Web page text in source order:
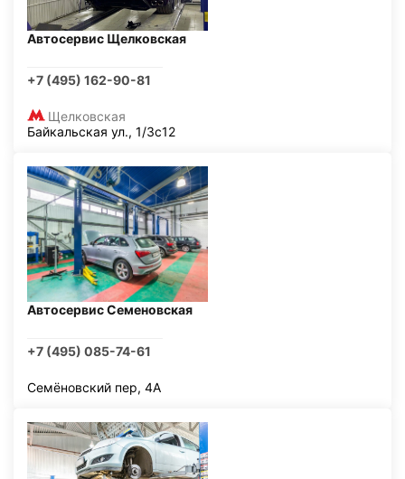
Автосервис Щелковская
+7 (495) 162-90-81
Щелковская
Байкальская ул., 1/3с12
Автосервис Семеновская
+7 (495) 085-74-61
Семёновский пер, 4А